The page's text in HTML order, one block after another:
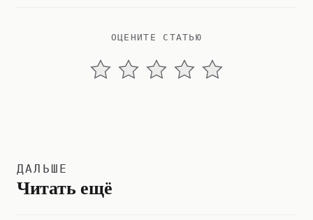
ОЦЕНИТЕ СТАТЬЮ
ДАЛЬШЕ
Читать ещё